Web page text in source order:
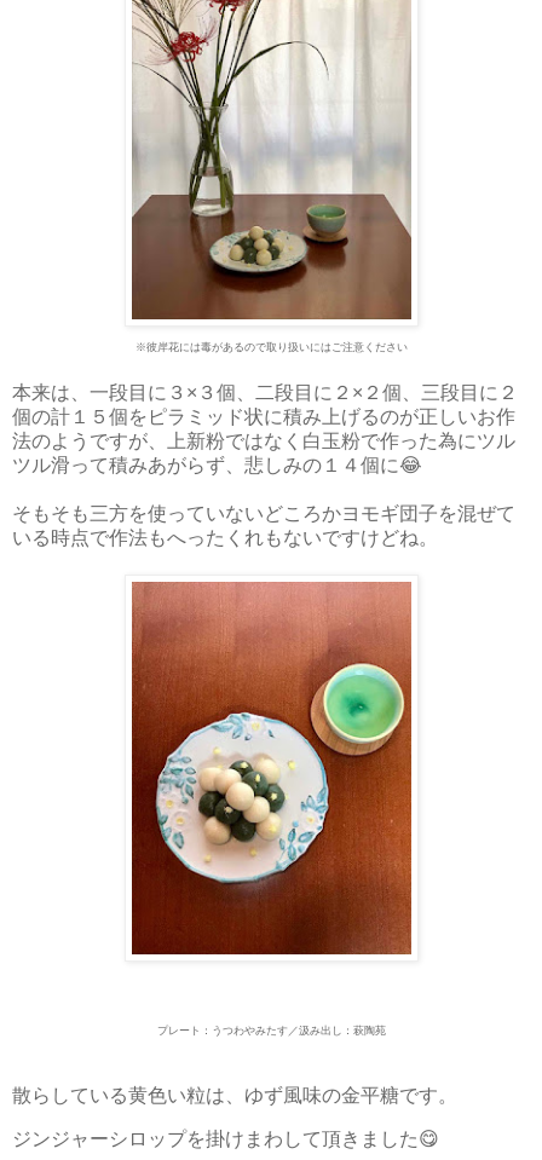
※彼岸花には毒があるので取り扱いにはご注意ください
本来は、一段目に３×３個、二段目に２×２個、三段目に２
個の計１５個をピラミッド状に積み上げるのが正しいお作
法のようですが、上新粉ではなく白玉粉で作った為にツル
ツル滑って積みあがらず、悲しみの１４個に😂
そもそも三方を使っていないどころかヨモギ団子を混ぜて
いる時点で作法もへったくれもないですけどね。
プレート：うつわやみたす／汲み出し：萩陶苑
散らしている黄色い粒は、ゆず風味の金平糖です。
ジンジャーシロップを掛けまわして頂きました😋